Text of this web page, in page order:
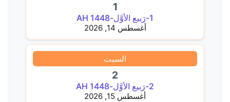
1
1-رَبيع الأوَّل-1448 AH
أغسطس 14, 2026
السبت
2
2-رَبيع الأوَّل-1448 AH
أغسطس 15, 2026